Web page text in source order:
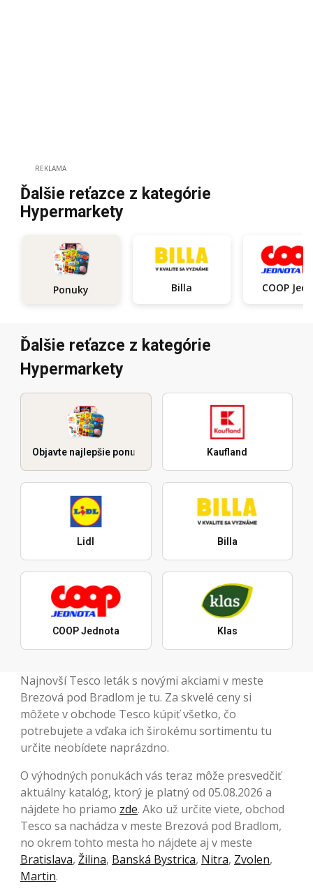
REKLAMA
Ďalšie reťazce z kategórie
Hypermarkety
Ponuky Billa
Ďalšie reťazce z kategórie
Hypermarkety
Objavte najlepšie ponuky Kaufland
Lidl Billa
COOP Jednota Klas
Najnovší Tesco leták s novými akciami v meste
Brezová pod Bradlom je tu. Za skvelé ceny si
môžete v obchode Tesco kúpiť všetko, čo
potrebujete a vďaka ich širokému sortimentu tu
určite neobídete naprázdno.
O výhodných ponukách vás teraz môže presvedčiť
aktuálny katalóg, ktorý je platný od 05.08.2026 a
nájdete ho priamo zde. Ako už určite viete, obchod
Tesco sa nachádza v meste Brezová pod Bradlom,
no okrem tohto mesta ho nájdete aj v meste
Bratislava, Žilina, Banská Bystrica, Nitra, Zvolen,
Martin.